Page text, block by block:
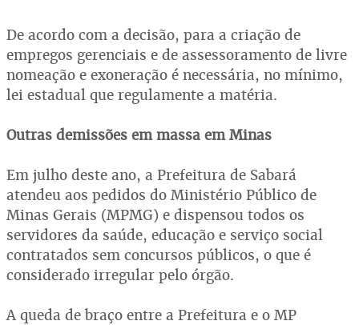
De acordo com a decisão, para a criação de
empregos gerenciais e de assessoramento de livre
nomeação e exoneração é necessária, no mínimo,
lei estadual que regulamente a matéria.
Outras demissões em massa em Minas
Em julho deste ano, a Prefeitura de Sabará
atendeu aos pedidos do Ministério Público de
Minas Gerais (MPMG) e dispensou todos os
servidores da saúde, educação e serviço social
contratados sem concursos públicos, o que é
considerado irregular pelo órgão.
A queda de braço entre a Prefeitura e o MP